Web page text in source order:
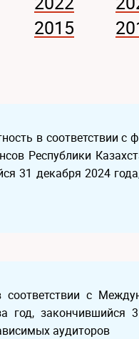
2015
в соответствии
Республики
31 декабря 2024
соответствии с
год, закончившийся
аудиторов